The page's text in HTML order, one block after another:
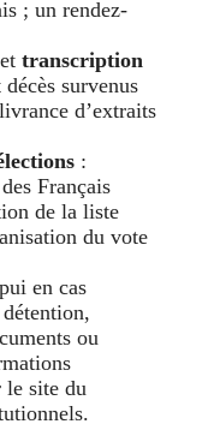
; un rendez-
transcription
survenus
d’extraits
:
Français
de la liste
du vote
en cas
ou
le site du